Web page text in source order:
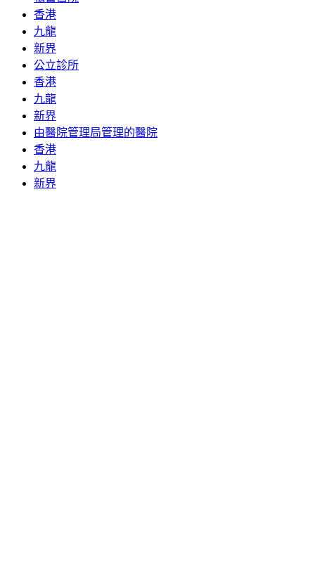
香港
九龍
新界
公立診所
香港
九龍
新界
由醫院管理局管理的醫院
香港
九龍
新界